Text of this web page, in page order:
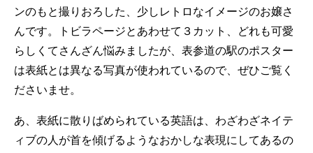
ンのもと撮りおろした、少しレトロなイメージのお嬢さ
んです。トビラページとあわせて３カット、どれも可愛
らしくてさんざん悩みましたが、表参道の駅のポスター
は表紙とは異なる写真が使われているので、ぜひご覧く
ださいませ。
あ、表紙に散りばめられている英語は、わざわざネイテ
ィブの人が首を傾げるようなおかしな表現にしてあるの